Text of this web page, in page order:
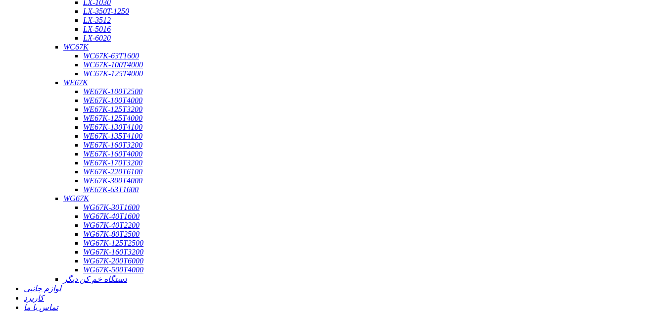
LX-1030
LX-350T-1250
LX-3512
LX-5016
LX-6020
WC67K
WC67K-63T1600
WC67K-100T4000
WC67K-125T4000
WE67K
WE67K-100T2500
WE67K-100T4000
WE67K-125T3200
WE67K-125T4000
WE67K-130T4100
WE67K-135T4100
WE67K-160T3200
WE67K-160T4000
WE67K-170T3200
WE67K-220T6100
WE67K-300T4000
WE67K-63T1600
WG67K
WG67K-30T1600
WG67K-40T1600
WG67K-40T2200
WG67K-80T2500
WG67K-125T2500
WG67K-160T3200
WG67K-200T6000
WG67K-500T4000
دستگاه خم کن دیگر
لوازم جانبی
کاربرد
تماس با ما